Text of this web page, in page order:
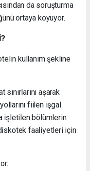
da soruşturma
ortaya koyuyor.
kullanım şekline
aşarak
fiilen işgal
işletilen bölümlerin
faaliyetleri için